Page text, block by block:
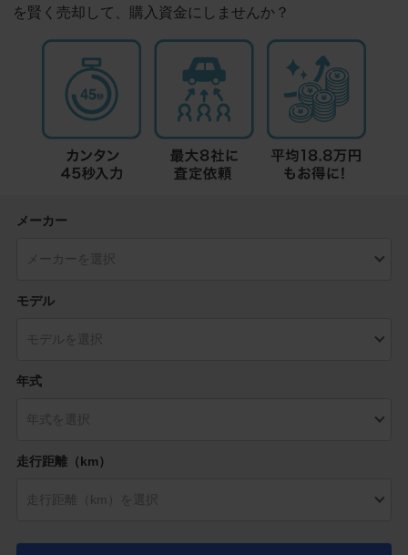
を賢く売却して、購入資金にしませんか？
メーカー
モデル
年式
走行距離（km）